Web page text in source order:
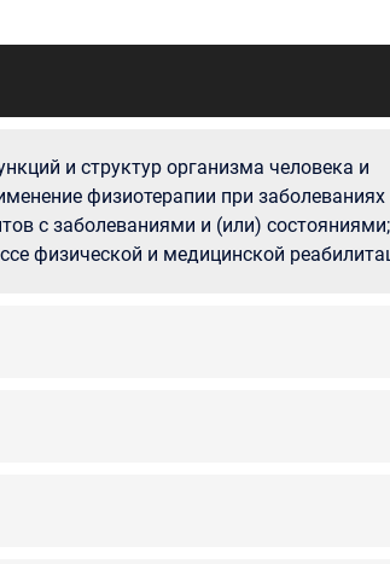
и структур организма человека и
физиотерапии при заболеваниях
с заболеваниями и (или) состояниями;
физической и медицинской